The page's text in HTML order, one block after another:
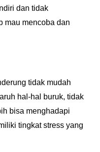
dan tidak
mau mencoba dan
tidak mudah
hal-hal buruk, tidak
bisa menghadapi
tingkat stress yang